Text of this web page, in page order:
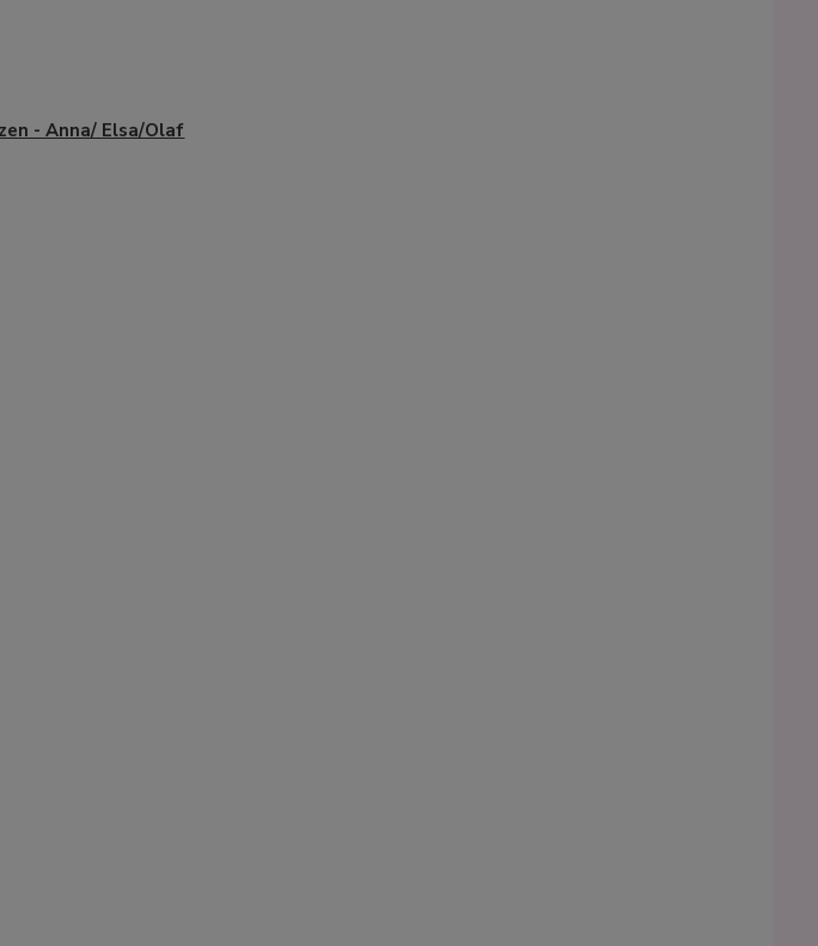
- Anna/ Elsa/Olaf